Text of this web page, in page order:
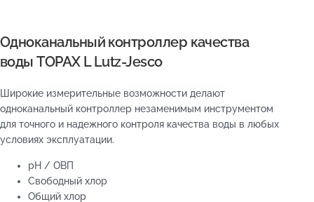
Одноканальный контроллер качества
воды TOPAX L Lutz-Jesco
Широкие измерительные возможности делают
одноканальный контроллер незаменимым инструментом
для точного и надежного контроля качества воды в любых
условиях эксплуатации.
pH / ОВП
Свободный хлор
Общий хлор